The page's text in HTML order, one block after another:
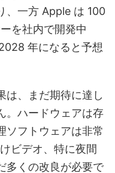
、一方 Apple は 100
を社内で開発中
年になると予想
は、まだ期待に達し
。ハードウェアは存
ソフトウェアは非常
ビデオ、特に夜間
多くの改良が必要で